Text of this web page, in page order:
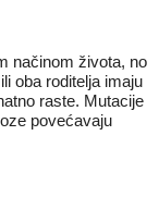
načinom života, no
oba roditelja imaju
raste. Mutacije
povećavaju